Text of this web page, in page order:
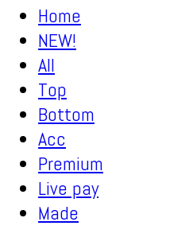
Home
NEW!
All
Top
Bottom
Acc
Premium
Live pay
Made